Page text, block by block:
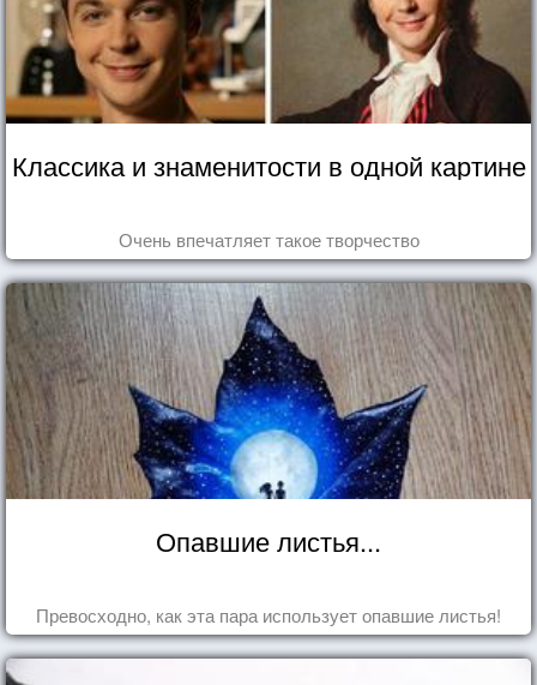
Классика и знаменитости в одной картине
Очень впечатляет такое творчество
Опавшие листья...
Превосходно, как эта пара использует опавшие листья!